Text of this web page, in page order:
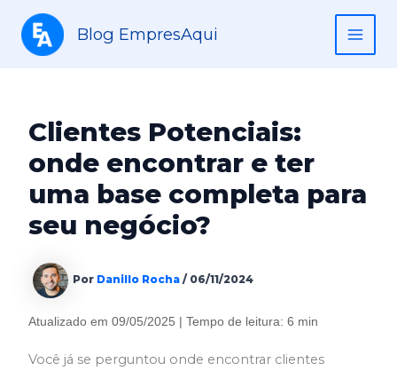
para
Blog EmpresAqui
Clientes Potenciais:
onde encontrar e ter
uma base completa para
seu negócio?
Por Danillo Rocha / 06/11/2024
Atualizado em 09/05/2025 | Tempo de leitura: 6 min
Você já se perguntou onde encontrar clientes